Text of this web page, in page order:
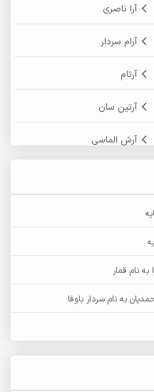
آرا ناصری
آرام سردار
آرتام
آرتین سان
آرش الماسی
آرش مستشیری
آرش نظری
نام قمار
به نام سردار باوفا